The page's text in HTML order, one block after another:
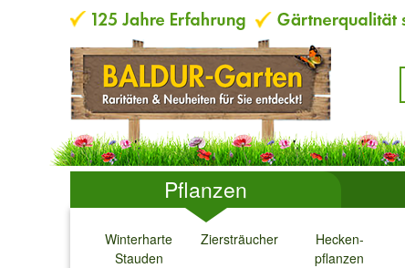
Pflanzen
Winterharte
Stauden
Ziersträucher
Hecken-
pflanzen